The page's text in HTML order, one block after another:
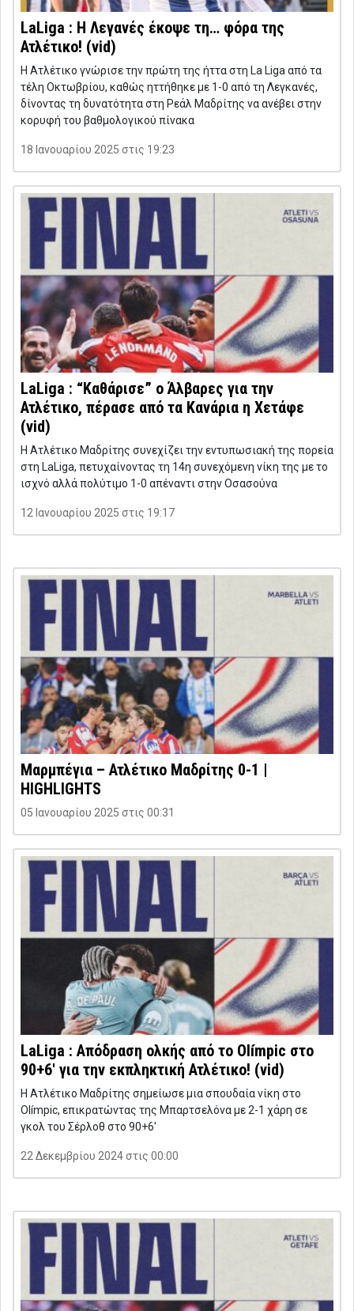
LaLiga : Η Λεγανές έκοψε τη… φόρα της
Ατλέτικο! (vid)
Η Ατλέτικο γνώρισε την πρώτη της ήττα στη La Liga από τα
τέλη Οκτωβρίου, καθώς ηττήθηκε με 1-0 από τη Λεγκανές,
δίνοντας τη δυνατότητα στη Ρεάλ Μαδρίτης να ανέβει στην
κορυφή του βαθμολογικού πίνακα
18 Ιανουαρίου 2025 στις 19:23
LaLiga : “Καθάρισε” ο Άλβαρες για την
Ατλέτικο, πέρασε από τα Κανάρια η Χετάφε
(vid)
Η Ατλέτικο Μαδρίτης συνεχίζει την εντυπωσιακή της πορεία
στη LaLiga, πετυχαίνοντας τη 14η συνεχόμενη νίκη της με το
ισχνό αλλά πολύτιμο 1-0 απέναντι στην Οσασούνα
12 Ιανουαρίου 2025 στις 19:17
Μαρμπέγια – Ατλέτικο Μαδρίτης 0-1 |
HIGHLIGHTS
05 Ιανουαρίου 2025 στις 00:31
LaLiga : Απόδραση ολκής από το Olímpic στο
90+6′ για την εκπληκτική Ατλέτικο! (vid)
Η Ατλέτικο Μαδρίτης σημείωσε μια σπουδαία νίκη στο
Olímpic, επικρατώντας της Μπαρτσελόνα με 2-1 χάρη σε
γκολ του Σέρλοθ στο 90+6′
22 Δεκεμβρίου 2024 στις 00:00